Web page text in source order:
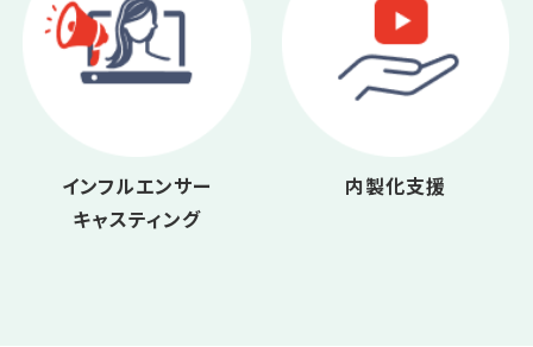
インフルエンサー
キャスティング
内製化支援